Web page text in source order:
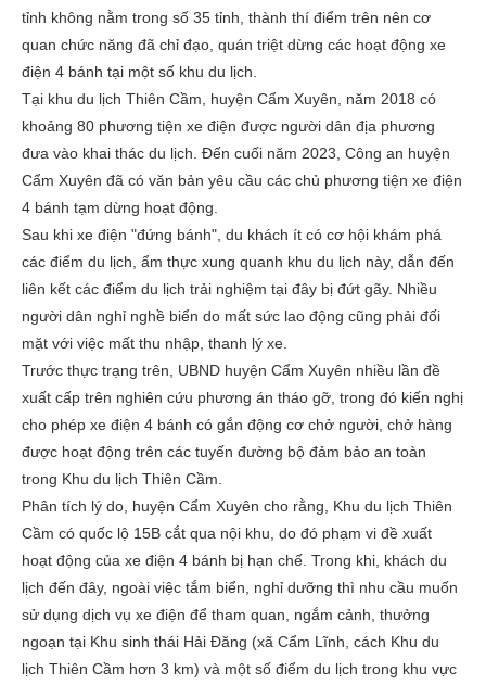
tỉnh không nằm trong số 35 tỉnh, thành thí điểm trên nên cơ
quan chức năng đã chỉ đạo, quán triệt dừng các hoạt động xe
điện 4 bánh tại một số khu du lịch.
Tại khu du lịch Thiên Cầm, huyện Cẩm Xuyên, năm 2018 có
khoảng 80 phương tiện xe điện được người dân địa phương
đưa vào khai thác du lịch. Đến cuối năm 2023, Công an huyện
Cẩm Xuyên đã có văn bản yêu cầu các chủ phương tiện xe điện
4 bánh tạm dừng hoạt động.
Sau khi xe điện "đứng bánh", du khách ít có cơ hội khám phá
các điểm du lịch, ẩm thực xung quanh khu du lịch này, dẫn đến
liên kết các điểm du lịch trải nghiệm tại đây bị đứt gãy. Nhiều
người dân nghỉ nghề biển do mất sức lao động cũng phải đối
mặt với việc mất thu nhập, thanh lý xe.
Trước thực trạng trên, UBND huyện Cẩm Xuyên nhiều lần đề
xuất cấp trên nghiên cứu phương án tháo gỡ, trong đó kiến nghị
cho phép xe điện 4 bánh có gắn động cơ chở người, chở hàng
được hoạt động trên các tuyến đường bộ đảm bảo an toàn
trong Khu du lịch Thiên Cầm.
Phân tích lý do, huyện Cẩm Xuyên cho rằng, Khu du lịch Thiên
Cầm có quốc lộ 15B cắt qua nội khu, do đó phạm vi đề xuất
hoạt động của xe điện 4 bánh bị hạn chế. Trong khi, khách du
lịch đến đây, ngoài việc tắm biển, nghỉ dưỡng thì nhu cầu muốn
sử dụng dịch vụ xe điện để tham quan, ngắm cảnh, thưởng
ngoạn tại Khu sinh thái Hải Đăng (xã Cẩm Lĩnh, cách Khu du
lịch Thiên Cầm hơn 3 km) và một số điểm du lịch trong khu vực